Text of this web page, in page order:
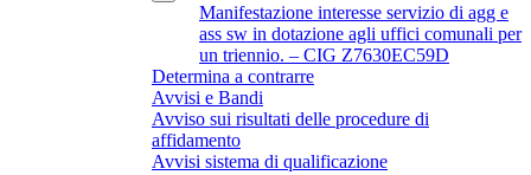
Manifestazione interesse servizio di agg e
ass sw in dotazione agli uffici comunali per
un triennio. – CIG Z7630EC59D
Determina a contrarre
Avvisi e Bandi
Avviso sui risultati delle procedure di
affidamento
Avvisi sistema di qualificazione